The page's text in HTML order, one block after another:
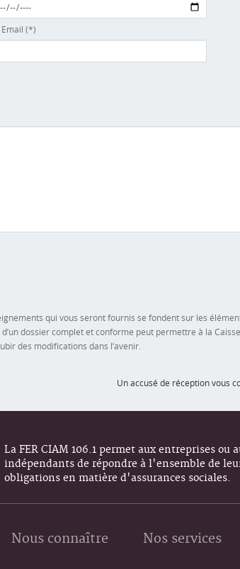
Email (*)
qui vous seront fournis se fondent sur les
dossier complet et conforme peut permettre à la
des modifications dans l’avenir.
Un accusé de réception vous
La FER CIAM 106.1 permet aux entreprises ou
indépendants de répondre à l'ensemble de
obligations en matière d'assurances sociales.
Nous connaître Nos services